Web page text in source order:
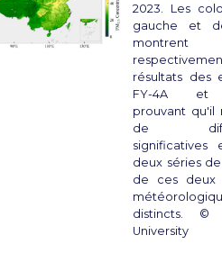
2023. Les
gauche et
montrent
résultats des
FY-4A et
prouvant qu'il
de
significatives
deux séries
de ces deux
distincts. ©
University